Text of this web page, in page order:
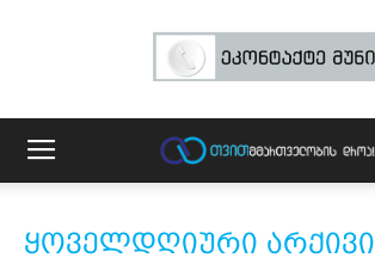
ყოველდღიური არქივი